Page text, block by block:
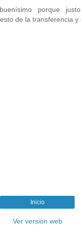
porque
de la transferencia
Inicio
Ver versión web